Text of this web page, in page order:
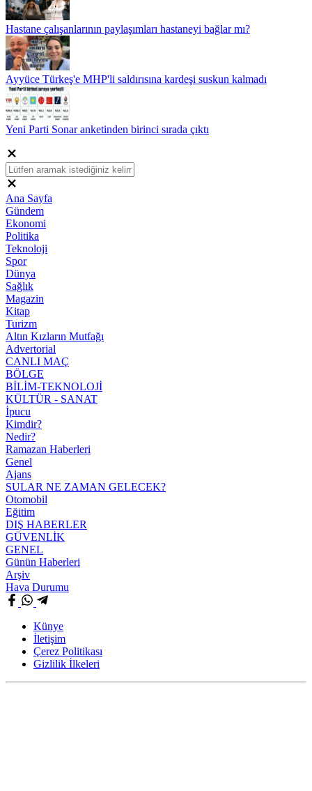
Hastane çalışanlarının paylaşımları hastaneyi bağlar mı?
Ayyüce Türkeş'e MHP'li saldırısına kardeşi suskun kalmadı
Yeni Parti Sonar anketinden birinci sırada çıktı
Ana Sayfa
Gündem
Ekonomi
Politika
Teknoloji
Spor
Dünya
Sağlık
Magazin
Kitap
Turizm
Altın Kızların Mutfağı
Advertorial
CANLI MAÇ
BÖLGE
BİLİM-TEKNOLOJİ
KÜLTÜR - SANAT
İpucu
Kimdir?
Nedir?
Ramazan Haberleri
Genel
Ajans
SULAR NE ZAMAN GELECEK?
Otomobil
Eğitim
DIŞ HABERLER
GÜVENLİK
GENEL
Günün Haberleri
Arşiv
Hava Durumu
Künye
İletişim
Çerez Politikası
Gizlilik İlkeleri